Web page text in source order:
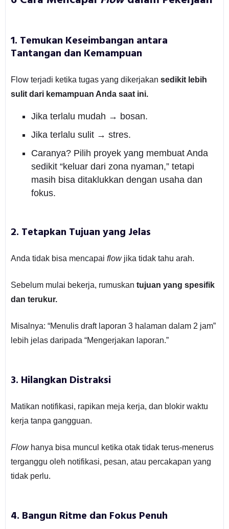
1. Temukan Keseimbangan antara
Tantangan dan Kemampuan
Flow terjadi ketika tugas yang dikerjakan sedikit lebih
sulit dari kemampuan Anda saat ini.
Jika terlalu mudah → bosan.
Jika terlalu sulit → stres.
Caranya? Pilih proyek yang membuat Anda
sedikit “keluar dari zona nyaman,” tetapi
masih bisa ditaklukkan dengan usaha dan
fokus.
2. Tetapkan Tujuan yang Jelas
Anda tidak bisa mencapai flowjika tidak tahu arah.
Sebelum mulai bekerja, rumuskan tujuan yang spesifik
dan terukur.
Misalnya: “Menulis draft laporan 3 halaman dalam 2 jam”
lebih jelas daripada “Mengerjakan laporan.”
3. Hilangkan Distraksi
Matikan notifikasi, rapikan meja kerja, dan blokir waktu
kerja tanpa gangguan.
Flowhanya bisa muncul ketika otak tidak terus-menerus
terganggu oleh notifikasi, pesan, atau percakapan yang
tidak perlu.
4. Bangun Ritme dan Fokus Penuh